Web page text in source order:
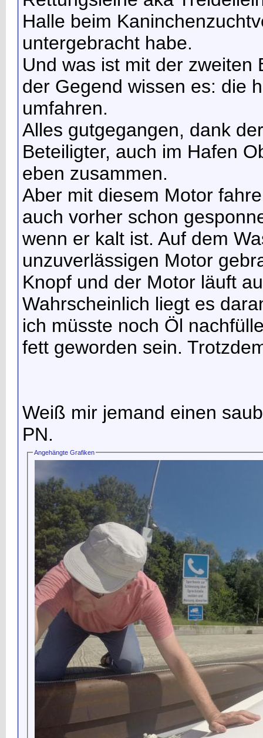
Halle beim
untergebracht habe.
Und was ist mit der zweiten
der Gegend wissen es: die
umfahren.
Alles gutgegangen, dank
Beteiligter, auch im Hafen
eben zusammen.
Aber mit diesem Motor
auch vorher schon
wenn er kalt ist. Auf dem
unzuverlässigen Motor
Knopf und der Motor läuft
Wahrscheinlich liegt es
ich müsste noch Öl
fett geworden sein.
Weiß mir jemand einen
PN.
Angehängte Grafiken